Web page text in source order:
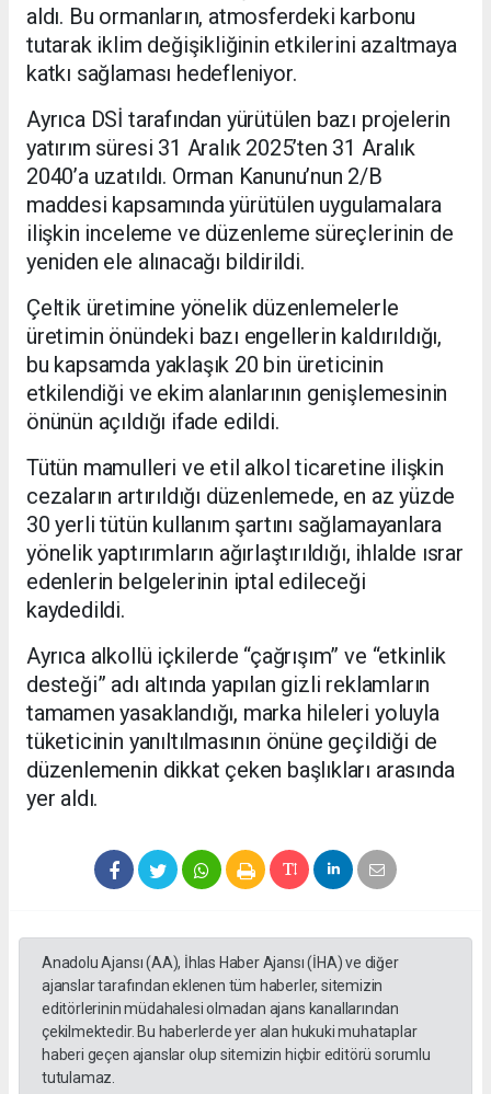
aldı. Bu ormanların, atmosferdeki karbonu
tutarak iklim değişikliğinin etkilerini azaltmaya
katkı sağlaması hedefleniyor.
Ayrıca DSİ tarafından yürütülen bazı projelerin
yatırım süresi 31 Aralık 2025’ten 31 Aralık
2040’a uzatıldı. Orman Kanunu’nun 2/B
maddesi kapsamında yürütülen uygulamalara
ilişkin inceleme ve düzenleme süreçlerinin de
yeniden ele alınacağı bildirildi.
Çeltik üretimine yönelik düzenlemelerle
üretimin önündeki bazı engellerin kaldırıldığı,
bu kapsamda yaklaşık 20 bin üreticinin
etkilendiği ve ekim alanlarının genişlemesinin
önünün açıldığı ifade edildi.
Tütün mamulleri ve etil alkol ticaretine ilişkin
cezaların artırıldığı düzenlemede, en az yüzde
30 yerli tütün kullanım şartını sağlamayanlara
yönelik yaptırımların ağırlaştırıldığı, ihlalde ısrar
edenlerin belgelerinin iptal edileceği
kaydedildi.
Ayrıca alkollü içkilerde “çağrışım” ve “etkinlik
desteği” adı altında yapılan gizli reklamların
tamamen yasaklandığı, marka hileleri yoluyla
tüketicinin yanıltılmasının önüne geçildiği de
düzenlemenin dikkat çeken başlıkları arasında
yer aldı.
Anadolu Ajansı (AA), İhlas Haber Ajansı (İHA) ve diğer
ajanslar tarafından eklenen tüm haberler, sitemizin
editörlerinin müdahalesi olmadan ajans kanallarından
çekilmektedir. Bu haberlerde yer alan hukuki muhataplar
haberi geçen ajanslar olup sitemizin hiçbir editörü sorumlu
tutulamaz.